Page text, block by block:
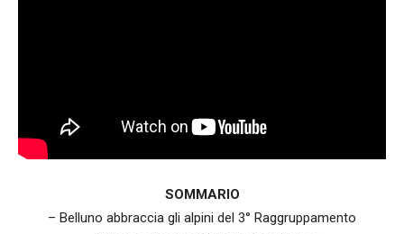
SOMMARIO
– Belluno abbraccia gli alpini del 3° Raggruppamento